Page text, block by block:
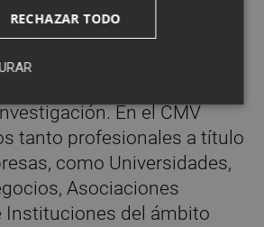
Valencia es una
lucrativos que tiene
la gestión
la difusión del
En el CMV
tanto profesionales a título
como Universidades,
Asociaciones
Instituciones del ámbito
RECHAZAR TODO